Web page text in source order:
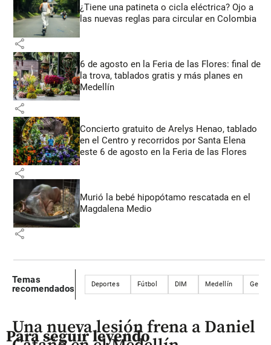
¿Tiene una patineta o cicla eléctrica? Ojo a
las nuevas reglas para circular en Colombia
share
6 de agosto en la Feria de las Flores: final de
la trova, tablados gratis y más planes en
Medellín
share
Concierto gratuito de Arelys Henao, tablado
en el Centro y recorridos por Santa Elena
este 6 de agosto en la Feria de las Flores
share
Murió la bebé hipopótamo rescatada en el
Magdalena Medio
share
Temas
recomendados
Deportes Fútbol DIM Medellín
Para seguir leyendo
Una nueva lesión frena a Daniel